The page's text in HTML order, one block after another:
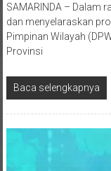
SAMARINDA – Dalam
dan menyelaraskan
Pimpinan Wilayah
Provinsi
Baca selengkapnya